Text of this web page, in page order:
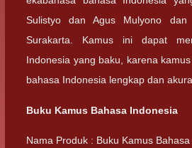
Sulistyo dan Agus Mulyono
Surakarta. Kamus ini dapat
Indonesia yang baku, karena
bahasa Indonesia lengkap dan
Buku Kamus Bahasa Indonesia
Nama Produk : Buku Kamus